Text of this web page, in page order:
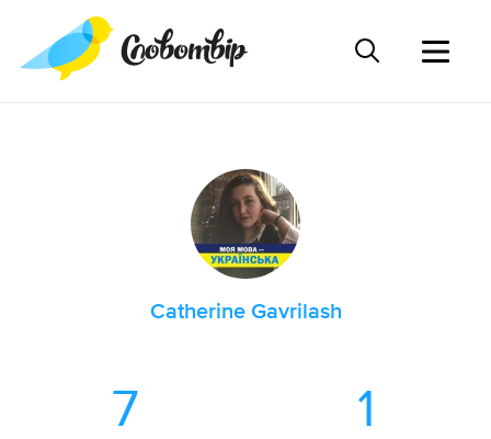
Catherine Gavrilash
7 1